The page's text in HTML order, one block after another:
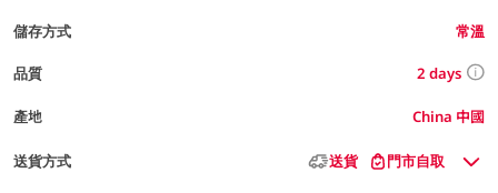
儲存方式 常溫
品質 2 days
產地 China 中國
送貨方式 送貨 門市自取